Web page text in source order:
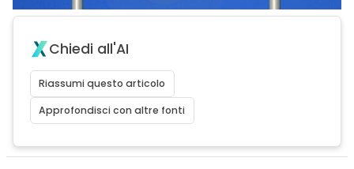
Chiedi all'AI
Riassumi questo articolo
Approfondisci con altre fonti